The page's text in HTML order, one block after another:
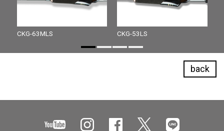
CKG-63MLS CKG-53LS
back